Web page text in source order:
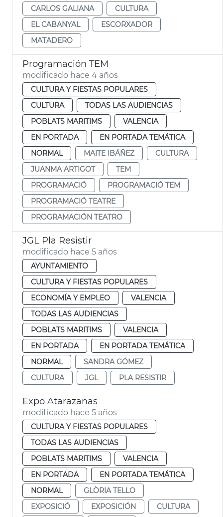
CARLOS GALIANA
CULTURA
EL CABANYAL
ESCORXADOR
MATADERO
Programación TEM
modificado hace 4 años
CULTURA Y FIESTAS POPULARES
CULTURA
TODAS LAS AUDIENCIAS
POBLATS MARITIMS
VALENCIA
EN PORTADA
EN PORTADA TEMÁTICA
NORMAL
MAITE IBÁÑEZ
CULTURA
JUANMA ARTIGOT
TEM
PROGRAMACIÓ
PROGRAMACIÓ TEM
PROGRAMACIÓ TEATRE
PROGRAMACIÓN TEATRO
JGL Pla Resistir
modificado hace 5 años
AYUNTAMIENTO
CULTURA Y FIESTAS POPULARES
ECONOMÍA Y EMPLEO
VALENCIA
TODAS LAS AUDIENCIAS
POBLATS MARITIMS
VALENCIA
EN PORTADA
EN PORTADA TEMÁTICA
NORMAL
SANDRA GÓMEZ
CULTURA
JGL PLA RESISTIR
Expo Atarazanas
modificado hace 5 años
CULTURA Y FIESTAS POPULARES
TODAS LAS AUDIENCIAS
POBLATS MARITIMS
VALENCIA
EN PORTADA
EN PORTADA TEMÁTICA
NORMAL
GLÒRIA TELLO
EXPOSICIÓ
EXPOSICIÓN
CULTURA